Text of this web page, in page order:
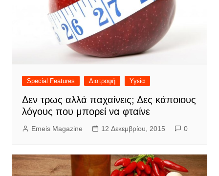
Special Features Διατροφή Υγεία
Δεν τρως αλλά παχαίνεις; Δες κάποιους
λόγους που μπορεί να φταίνε
Emeis Magazine 12 Δεκεμβρίου, 2015 0